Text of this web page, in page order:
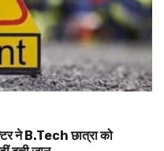
ने B.Tech छात्रा को